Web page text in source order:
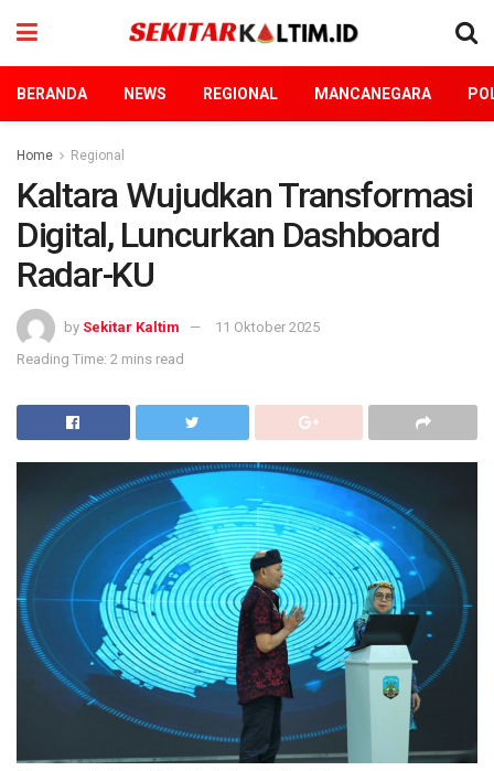
BERANDA NEWS REGIONAL MANCANEGARA
Home Regional
Kaltara Wujudkan Transformasi
Digital, Luncurkan Dashboard
Radar-KU
by Sekitar Kaltim
11 Oktober 2025
Reading Time: 2 mins read